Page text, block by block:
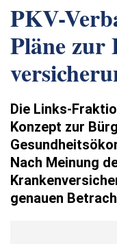
PKV-
Pläne
Die Links-
Konzept zur
Nach Meinung
genauen